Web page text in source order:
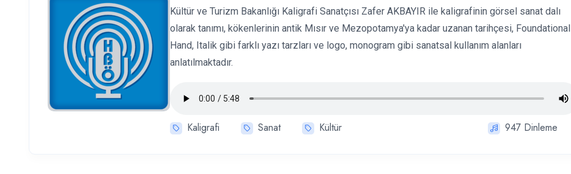
Kültür ve Turizm Bakanlığı Kaligrafi Sanatçısı Zafer AKBAYIR ile kaligrafinin görsel sanat dalı
olarak tanımı, kökenlerinin antik Mısır ve Mezopotamya'ya kadar uzanan tarihçesi, Foundational
Hand, Italik gibi farklı yazı tarzları ve logo, monogram gibi sanatsal kullanım alanları
anlatılmaktadır.
Kaligrafi Sanat Kültür 947 Dinleme